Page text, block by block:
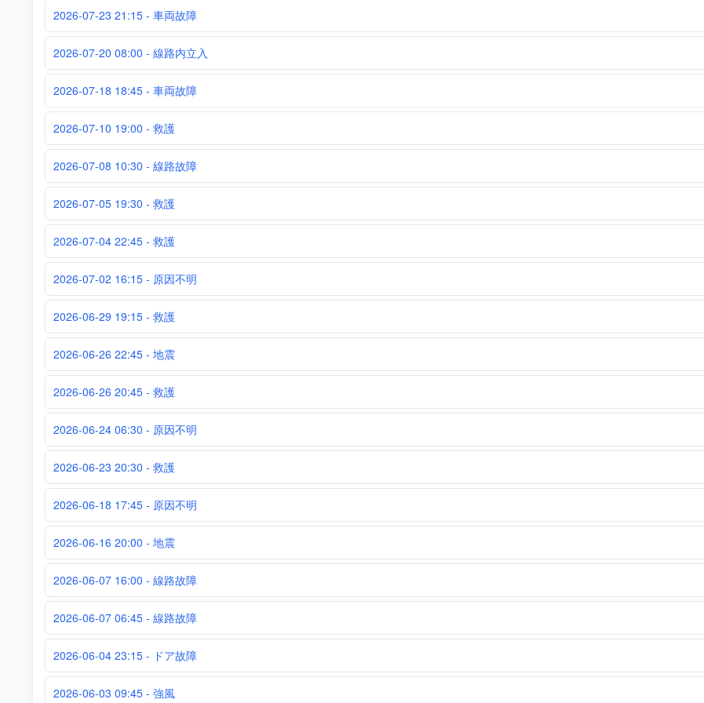
2026-07-23 21:15 - 車両故障
2026-07-20 08:00 - 線路内立入
2026-07-18 18:45 - 車両故障
2026-07-10 19:00 - 救護
2026-07-08 10:30 - 線路故障
2026-07-05 19:30 - 救護
2026-07-04 22:45 - 救護
2026-07-02 16:15 - 原因不明
2026-06-29 19:15 - 救護
2026-06-26 22:45 - 地震
2026-06-26 20:45 - 救護
2026-06-24 06:30 - 原因不明
2026-06-23 20:30 - 救護
2026-06-18 17:45 - 原因不明
2026-06-16 20:00 - 地震
2026-06-07 16:00 - 線路故障
2026-06-07 06:45 - 線路故障
2026-06-04 23:15 - ドア故障
2026-06-03 09:45 - 強風